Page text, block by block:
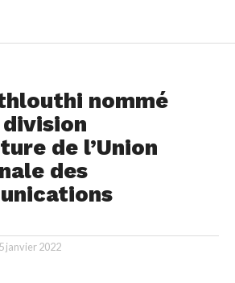
nommé
de l’Union
des
janvier 2022